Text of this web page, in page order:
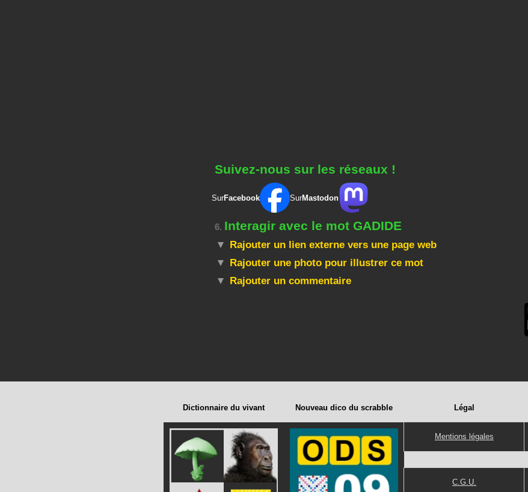
Suivez-nous sur les réseaux !
SurFacebook SurMastodon
6. Interagir avec le mot GADIDE
Rajouter un lien externe vers une page web
Rajouter une photo pour illustrer ce mot
Rajouter un commentaire
Dictionnaire du vivant Nouveau dico du scrabble Légal
Mentions légales
C.G.U.